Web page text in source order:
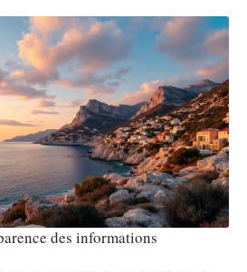
des informations